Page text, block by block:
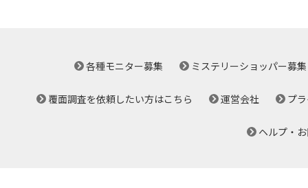
各種モニター募集 ミステリーショッパー募集
覆面調査を依頼したい方はこちら 運営会社 プ
ヘルプ・